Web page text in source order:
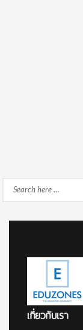
Search
เกี่ยวกับเรา